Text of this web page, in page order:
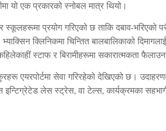
यो एक प्रकारको स्नोबल मात्र थियो।
प्रयोग गरिएको छ ताकि दबाव-भरिएको
क्लिनिकमा चिन्तित बालबालिकाको
स्टाफ र बिरामीहरूमा सकारात्मकता
एयरपोर्टमा सेवा गरिरहेको देखिएको छ।
लेस स्ट्रेस, वा टेल्स, कार्यक्रमका